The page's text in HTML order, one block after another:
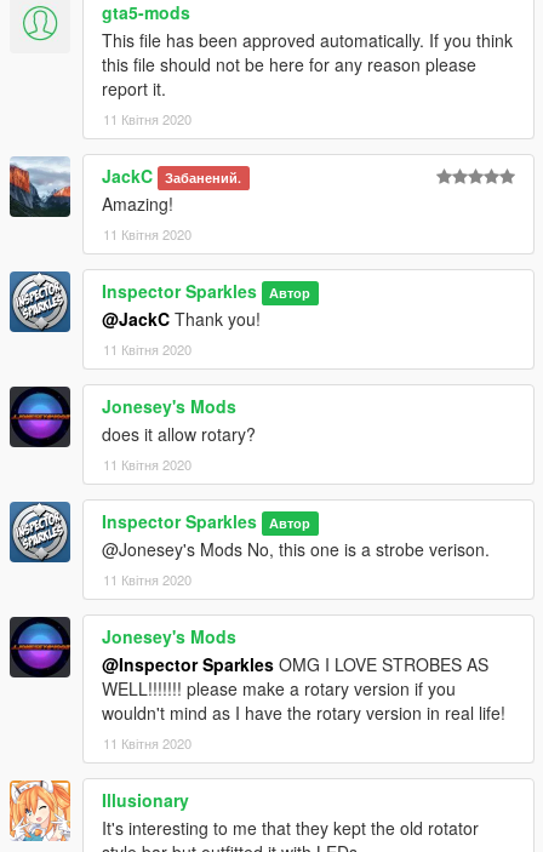
gta5-mods
This file has been approved automatically. If you think
this file should not be here for any reason please
report it.
11 Квітня 2020
JackC Забанений.
Amazing!
11 Квітня 2020
Inspector Sparkles Автор
@JackC Thank you!
11 Квітня 2020
Jonesey's Mods
does it allow rotary?
11 Квітня 2020
Inspector Sparkles Автор
@Jonesey's Mods No, this one is a strobe verison.
11 Квітня 2020
Jonesey's Mods
@Inspector Sparkles OMG I LOVE STROBES AS
WELL!!!!!!! please make a rotary version if you
wouldn't mind as I have the rotary version in real life!
11 Квітня 2020
Illusionary
It's interesting to me that they kept the old rotator